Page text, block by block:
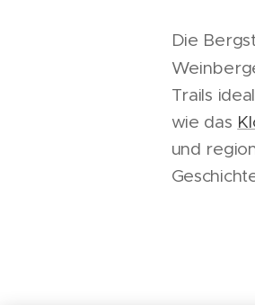
Die
Trails
wie das
und